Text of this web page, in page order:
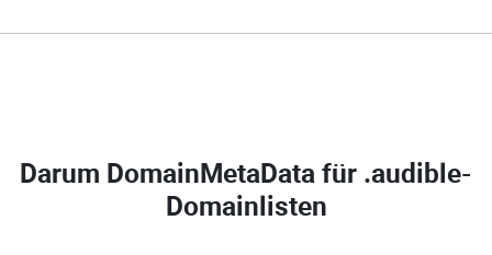
Darum DomainMetaData für .audible-
Domainlisten